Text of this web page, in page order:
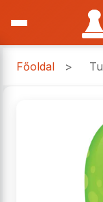
Főoldal >